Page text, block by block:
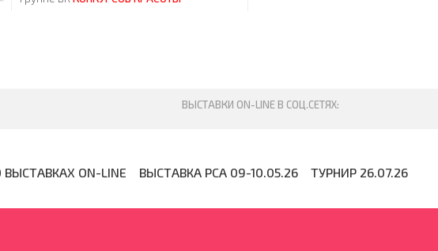
ВЫСТАВКАХ ON-LINE ВЫСТАВКА PCA 09-10.05.26 ТУРНИР 26.07.26